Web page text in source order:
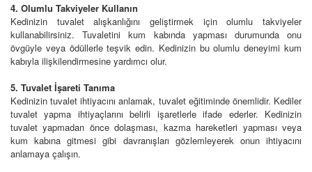
4. Olumlu Takviyeler Kullanın
Kedinizin tuvalet alışkanlığını geliştirmek için olumlu takviyeler
kullanabilirsiniz. Tuvaletini kum kabında yapması durumunda onu
övgüyle veya ödüllerle teşvik edin. Kedinizin bu olumlu deneyimi kum
kabıyla ilişkilendirmesine yardımcı olur.
5. Tuvalet İşareti Tanıma
Kedinizin tuvalet ihtiyacını anlamak, tuvalet eğitiminde önemlidir. Kediler
tuvalet yapma ihtiyaçlarını belirli işaretlerle ifade ederler. Kedinizin
tuvalet yapmadan önce dolaşması, kazma hareketleri yapması veya
kum kabına gitmesi gibi davranışları gözlemleyerek onun ihtiyacını
anlamaya çalışın.